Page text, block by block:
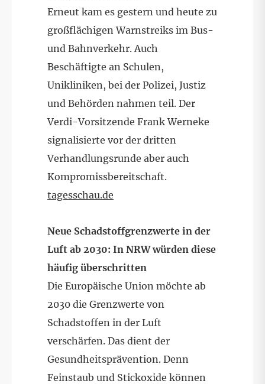
Erneut kam es gestern und heute zu
großflächigen Warnstreiks im Bus-
und Bahnverkehr. Auch
Beschäftigte an Schulen,
Unikliniken, bei der Polizei, Justiz
und Behörden nahmen teil. Der
Verdi-Vorsitzende Frank Werneke
signalisierte vor der dritten
Verhandlungsrunde aber auch
Kompromissbereitschaft.
tagesschau.de
Neue Schadstoffgrenzwerte in der
Luft ab 2030: In NRW würden diese
häufig überschritten
Die Europäische Union möchte ab
2030 die Grenzwerte von
Schadstoffen in der Luft
verschärfen. Das dient der
Gesundheitsprävention. Denn
Feinstaub und Stickoxide können